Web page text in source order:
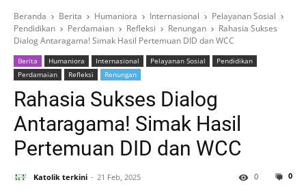
Beranda Berita Humaniora Internasional
Pelayanan Sosial
Pendidikan
Perdamaian Refleksi Renungan
Rahasia Sukses
Dialog Antaragama! Simak Hasil Pertemuan DID dan WCC
Berita Humaniora Internasional Pelayanan Sosial
Pendidikan
Perdamaian
Refleksi Renungan
Rahasia Sukses Dialog
Antaragama! Simak Hasil
Pertemuan DID dan WCC
Katolik terkini 21 Feb, 2025 0
0